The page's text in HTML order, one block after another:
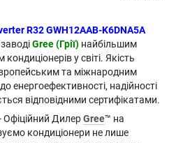
R32 GWH12AAB-K6DNA5A
Gree (Грії) найбільшим
у світі. Якість
та міжнародним
енергоефективності, надійності
відповідними сертифікатами.
Офіційний ДилерGree™ на
кондиціонери не лише